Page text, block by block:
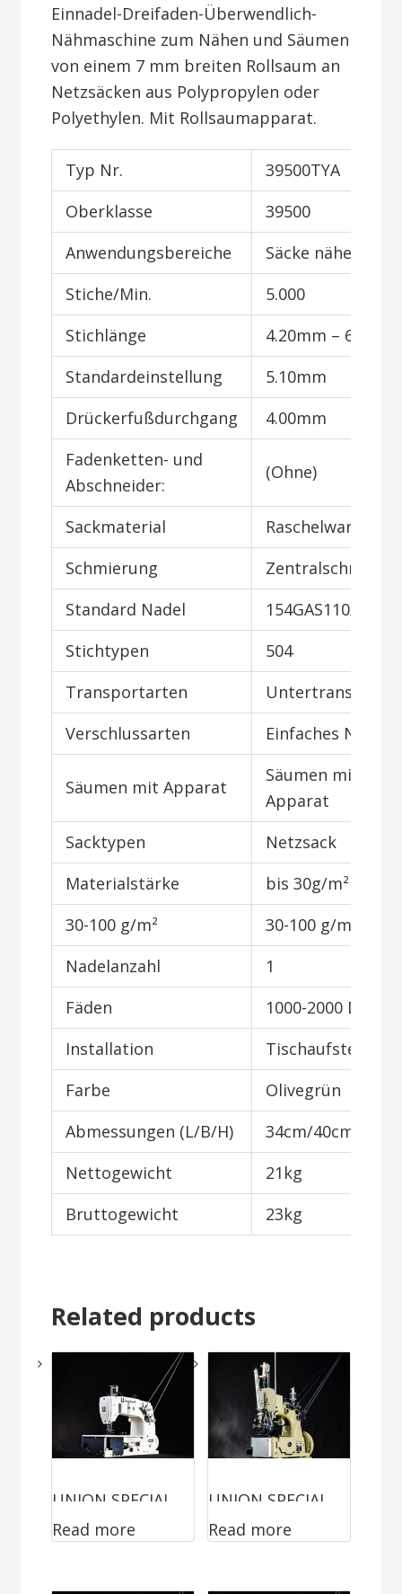
Einnadel-Dreifaden-Überwendlich-
Nähmaschine zum Nähen und Säumen
von einem 7 mm breiten Rollsaum an
Netzsäcken aus Polypropylen oder
Polyethylen. Mit Rollsaumapparat.
Typ Nr.
39500TYA
Oberklasse
39500
Anwendungsbereiche
Säcke nähen
Stiche/Min.
5.000
Stichlänge
4.20mm –
Standardeinstellung
5.10mm
Drückerfußdurchgang
4.00mm
Fadenketten- und
Abschneider:
(Ohne)
Sackmaterial
Raschelware
Schmierung
Standard Nadel
154GAS110/044
Stichtypen
504
Transportarten
Untertransport
Verschlussarten
Einfaches Nähen
Säumen mit Apparat
Säumen mit
Apparat
Sacktypen
Netzsack
Materialstärke
bis 30g/m²
30-100 g/m²
30-100 g/m²
Nadelanzahl
1
Fäden
1000-2000 Den
Installation
Tischaufstellung
Farbe
Olivegrün
Abmessungen (L/B/H)
34cm/40cm/58cm
Nettogewicht
21kg
Bruttogewicht
23kg
Related products
UNION SPECIAL
56100RBTA
Read more
UNION SPECIAL
80700C3
Read more